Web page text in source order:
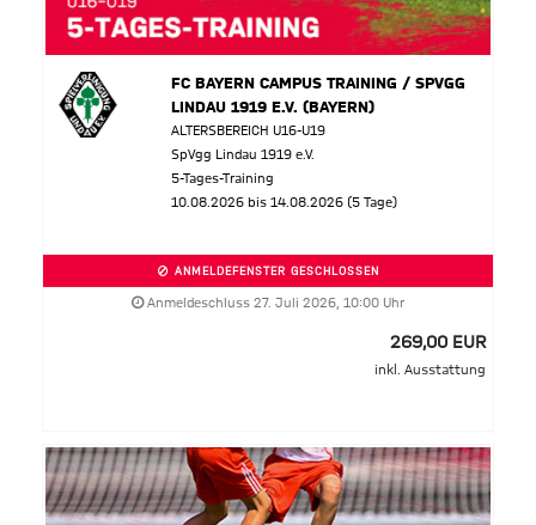
FC BAYERN CAMPUS TRAINING / SPVGG
LINDAU 1919 E.V. (BAYERN)
ALTERSBEREICH U16-U19
SpVgg Lindau 1919 e.V.
5-Tages-Training
10.08.2026 bis 14.08.2026 (5 Tage)
ANMELDEFENSTER GESCHLOSSEN
Anmeldeschluss 27. Juli 2026, 10:00 Uhr
269,00 EUR
inkl. Ausstattung